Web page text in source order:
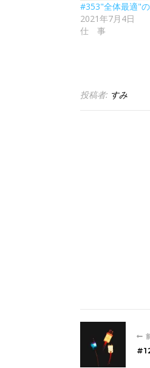
#353"全体最適"
2021年7月4日
仕 事
投稿者: すみ